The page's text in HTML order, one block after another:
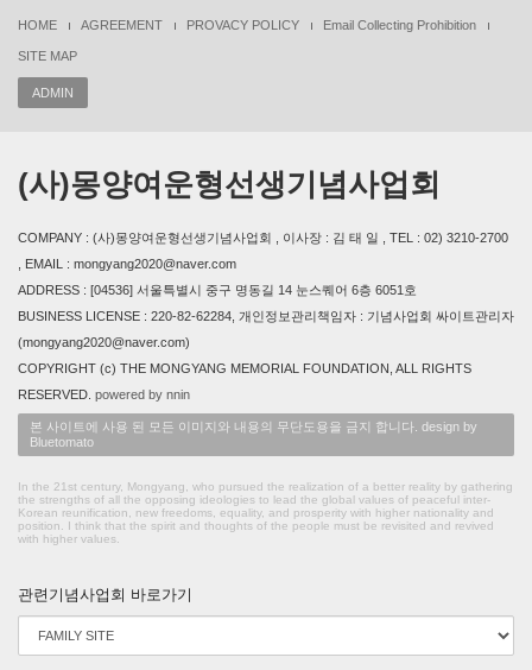
HOME AGREEMENT PROVACY POLICY Email Collecting Prohibition
SITE MAP
ADMIN
(사)몽양여운형선생기념사업회
COMPANY : (사)몽양여운형선생기념사업회 , 이사장 : 김 태 일 , TEL : 02) 3210-2700
, EMAIL : mongyang2020@naver.com
ADDRESS : [04536] 서울특별시 중구 명동길 14 눈스퀘어 6층 6051호
BUSINESS LICENSE : 220-82-62284, 개인정보관리책임자 : 기념사업회 싸이트관리자
(mongyang2020@naver.com)
COPYRIGHT (c) THE MONGYANG MEMORIAL FOUNDATION, ALL RIGHTS
RESERVED. powered by nnin
본 사이트에 사용 된 모든 이미지와 내용의 무단도용을 금지 합니다. design by
Bluetomato
In the 21st century, Mongyang, who pursued the realization of a better reality by gathering
the strengths of all the opposing ideologies to lead the global values of peaceful inter-
Korean reunification, new freedoms, equality, and prosperity with higher nationality and
position. I think that the spirit and thoughts of the people must be revisited and revived
with higher values.
관련기념사업회 바로가기